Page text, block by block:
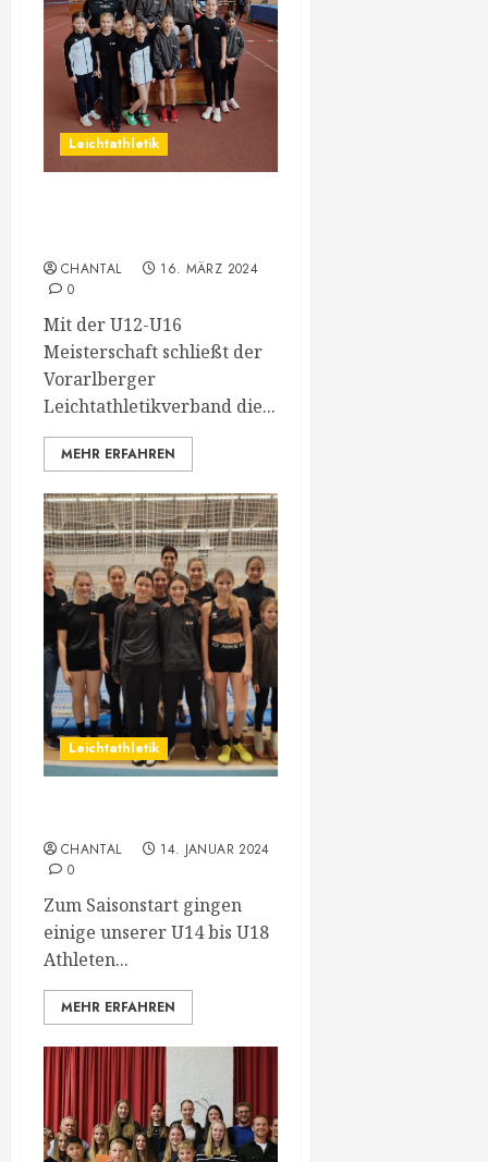
Leichtathletik
CHANTAL
16. MÄRZ 2024
0
Mit der U12-U16
Meisterschaft schließt der
Vorarlberger
Leichtathletikverband die...
MEHR ERFAHREN
Leichtathletik
CHANTAL
14. JANUAR 2024
0
Zum Saisonstart gingen
einige unserer U14 bis U18
Athleten...
MEHR ERFAHREN